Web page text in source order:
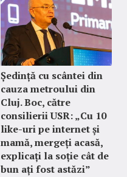
Ședință cu scântei din
cauza metroului din
Cluj. Boc, către
consilierii USR: „Cu 10
like-uri pe internet și
mamă, mergeți acasă,
explicați la soție cât de
bun ați fost astăzi”